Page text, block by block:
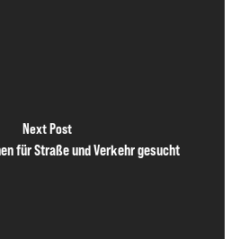
Next Post
für Straße und Verkehr gesucht